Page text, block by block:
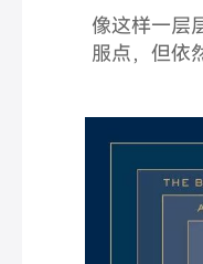
像这样一层
服点，但依